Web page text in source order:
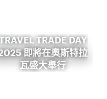
TRADE DAY
即將在奧斯特拉
瓦盛大舉行